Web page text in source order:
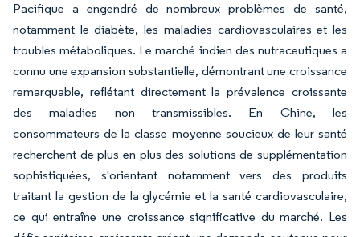
Pacifique a engendré de nombreux problèmes de santé,
notamment le diabète, les maladies cardiovasculaires et les
troubles métaboliques. Le marché indien des nutraceutiques a
connu une expansion substantielle, démontrant une croissance
remarquable, reflétant directement la prévalence croissante
des maladies non transmissibles. En Chine, les
consommateurs de la classe moyenne soucieux de leur santé
recherchent de plus en plus des solutions de supplémentation
sophistiquées, s'orientant notamment vers des produits
traitant la gestion de la glycémie et la santé cardiovasculaire,
ce qui entraîne une croissance significative du marché. Les